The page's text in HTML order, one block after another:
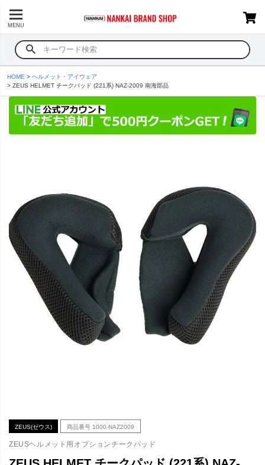
MENU
HOME
ヘルメット・アイウェア
ZEUS HELMET チークパッド (221系) NAZ-2009 南海部品
ZEUS(ゼウス) 商品番号 1000-NAZ2009
ZEUSヘルメット用オプションチークパッド